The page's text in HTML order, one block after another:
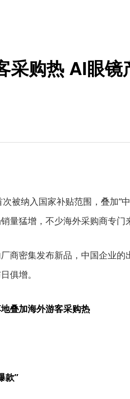
采购热 AI眼
纳入国家补贴范围，叠加“
量猛增，不少海外采购商专门
密集发布新品，中国企业的
俱增。
叠加海外游客采购热
款”